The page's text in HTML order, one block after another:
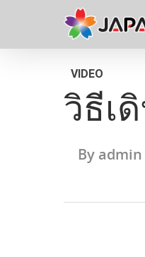
VIDEO
วิธีเ
By admin